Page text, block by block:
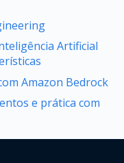
Artificial
Amazon Bedrock
e prática com